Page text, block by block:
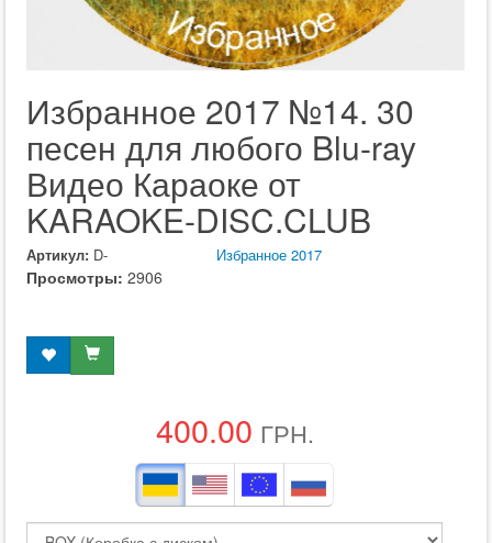
Избранное 2017 №14. 30
песен для любого Blu-ray
Видео Караоке от
KARAOKE-DISC.CLUB
Артикул: D- Избранное 2017
Просмотры: 2906
400.00 ГРН.